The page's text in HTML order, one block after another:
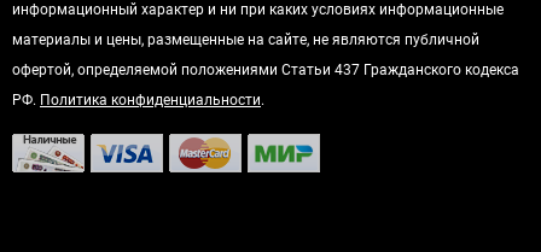
информационный характер и ни при каких условиях информационные
материалы и цены, размещенные на сайте, не являются публичной
офертой, определяемой положениями Статьи 437 Гражданского кодекса
РФ. Политика конфиденциальности.